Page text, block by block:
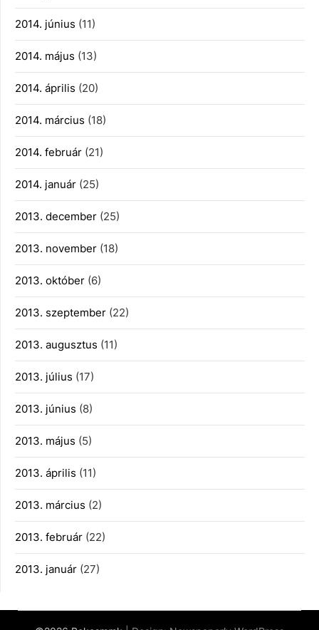
2014. június (11)
2014. május (13)
2014. április (20)
2014. március (18)
2014. február (21)
2014. január (25)
2013. december (25)
2013. november (18)
2013. október (6)
2013. szeptember (22)
2013. augusztus (11)
2013. július (17)
2013. június (8)
2013. május (5)
2013. április (11)
2013. március (2)
2013. február (22)
2013. január (27)